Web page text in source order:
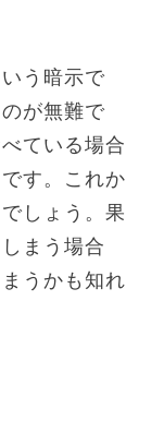
う暗示で
が無難で
ている場合
す。これか
しょう。果
まう場合
うかも知れ